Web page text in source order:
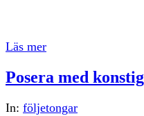
Läs mer
Posera med
In: följetongar